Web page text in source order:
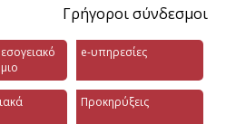
Γρήγοροι σύνδεσμοι
e-υπηρεσίες
Προκηρύξεις